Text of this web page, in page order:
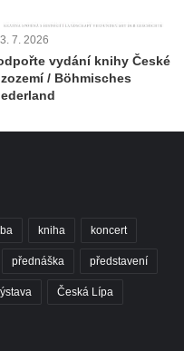
3. 7. 2026
vydání knihy České
/ Böhmisches
kniha koncert
přednáška představení
Česká Lípa